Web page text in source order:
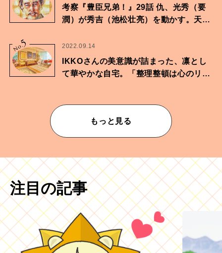
考察『豊臣兄弟！』29話 仇、光秀（要
潤）が秀吉（池松壮亮）を動かす。天下
No.
5 2022.09.14
IKKOさんの美意識が詰まった、凛とし
て華やかな自宅。「整理整頓は心のリズ
もっと見る
注目の記事